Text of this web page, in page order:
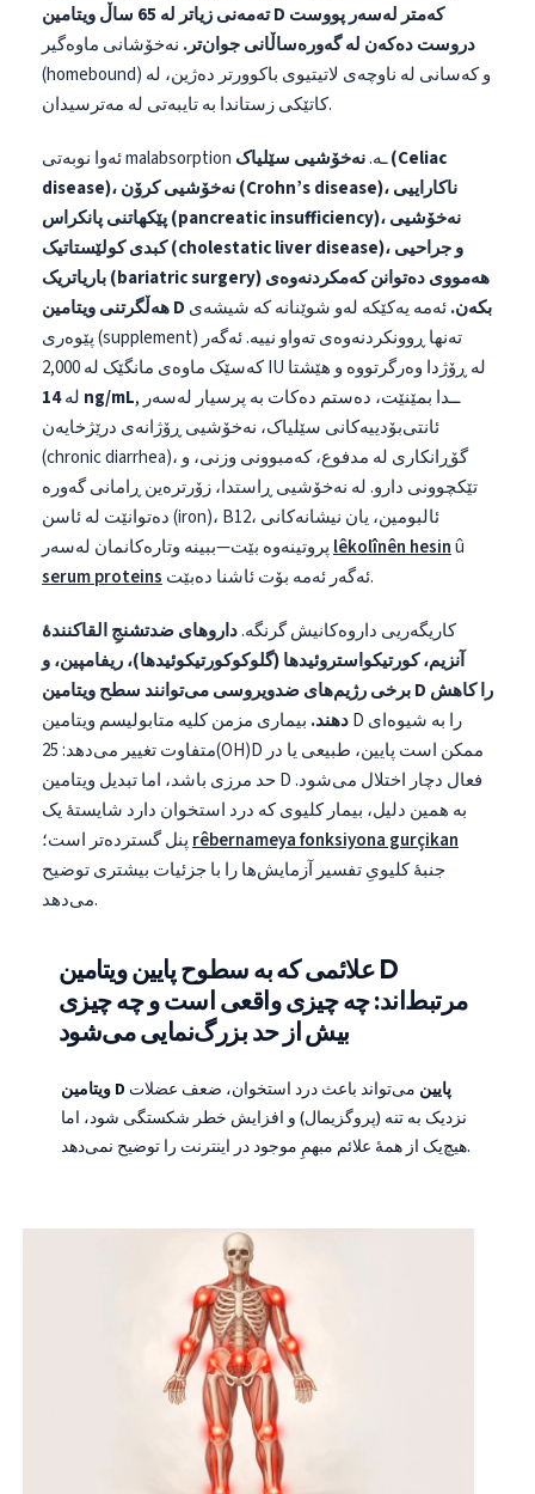
تەمەنی زیاتر لە 65 ساڵ ویتامین D کەمتر لەسەر پووست
دروست دەکەن لە گەورەساڵانی جوان‌تر. نەخۆشانی ماوەگیر
(homebound) و کەسانی لە ناوچەی لاتیتیوی باکوورتر دەژین، لە
کاتێکی زستاندا بە تایبەتی لە مەترسیدان.
ئەوا نوبەتی malabsorption ـە.نەخۆشیی سێلیاک (Celiac
disease)، نەخۆشیی کرۆن (Crohn’s disease)، ناکاراییی
پێکهاتنی پانکراس (pancreatic insufficiency)، نەخۆشیی
کبدی کولێستاتیک (cholestatic liver disease)، و جراحیی
باریاتریک (bariatric surgery) هەمووی دەتوانن کەمکردنەوەی
هەڵگرتنی ویتامین D بکەن.ئەمە یەکێکە لەو شوێنانە کە شیشەی
پێوەری (supplement) تەنها ڕوونکردنەوەی تەواو نییە. ئەگەر
کەسێک ماوەی مانگێک لە 2,000 IU لە ڕۆژدا وەرگرتووە و هێشتا
لە 14 ng/mL, ــدا بمێنێت، دەستم دەکات بە پرسیار لەسەر
ئانتی‌بۆدییەکانی سێلیاک، نەخۆشیی ڕۆژانەی درێژخایەن
(chronic diarrhea)، گۆڕانکاری لە مدفوع، کەمبوونی وزنی، و
تێکچوونی دارو. لە نەخۆشیی ڕاستدا، زۆرترەین ڕامانی گەورە
دەتوانێت لە ئاسن (iron)، B12، ئالبومین، یان نیشانەکانی
lêkolînên hesinû
serum proteins
ئەگەر ئەمە بۆت ئاشنا دەبێت.
کاریگەریی داروەکانیش گرنگە.داروهای ضدتشنجِ القاکنندهٔ
آنزیم، کورتیکواستروئیدها (گلوکوکورتیکوئیدها)، ریفامپین، و
برخی رژیم‌های ضدویروسی می‌توانند سطح ویتامین D را کاهش
دهند. بیماری مزمن کلیه متابولیسم ویتامین D را به شیوه‌ای
متفاوت تغییر می‌دهد: 25(OH)D ممکن است پایین، طبیعی یا در
حد مرزی باشد، اما تبدیل ویتامین D فعال دچار اختلال می‌شود.
به همین دلیل، بیمار کلیوی که درد استخوان دارد شایستهٔ یک
rêbernameya fonksiyona gurçikan
جنبهٔ کلیویِ تفسیر آزمایش‌ها را با جزئیات بیشتری توضیح
می‌دهد.
علائمی که به سطوح پایین ویتامین D
مرتبط‌اند: چه چیزی واقعی است و چه چیزی
بیش از حد بزرگ‌نمایی می‌شود
ویتامین D پایین می‌تواند باعث درد استخوان، ضعف عضلات
نزدیک به تنه (پروگزیمال) و افزایش خطر شکستگی شود، اما
هیچ‌یک از همهٔ علائم مبهمِ موجود در اینترنت را توضیح نمی‌دهد.